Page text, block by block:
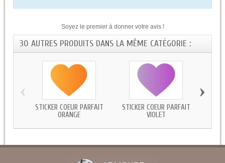
Soyez le premier à donner votre avis !
30 AUTRES PRODUITS DANS LA MÊME CATÉGORIE :
STICKER COEUR PARFAIT
ORANGE
STICKER COEUR PARFAIT
VIOLET
‹ ›